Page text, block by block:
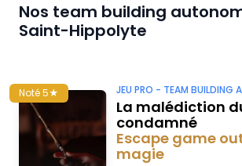
Nos team building
Saint-Hippolyte
Noté 5★ JEU PRO - TEAM BUILDING
La malédiction
condamné
Escape game
magie